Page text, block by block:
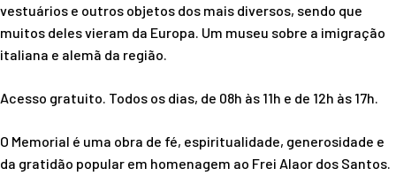
vestuários e outros objetos dos mais diversos, sendo que
muitos deles vieram da Europa. Um museu sobre a imigração
italiana e alemã da região.
Acesso gratuito. Todos os dias, de 08h às 11h e de 12h às 17h.
O Memorial é uma obra de fé, espiritualidade, generosidade e
da gratidão popular em homenagem ao Frei Alaor dos Santos.